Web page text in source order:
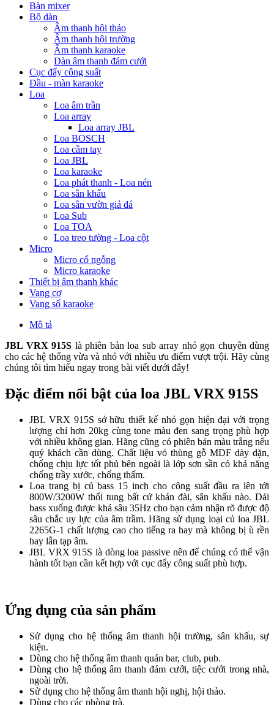
Bàn mixer
Bộ dàn
Âm thanh hội thảo
Âm thanh hội trường
Âm thanh karaoke
Dàn âm thanh đám cưới
Cục đẩy công suất
Đầu - màn karaoke
Loa
Loa âm trần
Loa array
Loa array JBL
Loa BOSCH
Loa cầm tay
Loa JBL
Loa karaoke
Loa phát thanh - Loa nén
Loa sân khấu
Loa sân vườn giả đá
Loa Sub
Loa TOA
Loa treo tường - Loa cột
Micro
Micro cổ ngỗng
Micro karaoke
Thiết bị âm thanh khác
Vang cơ
Vang số karaoke
Mô tả
JBL VRX 915S là phiên bản loa sub array nhỏ gọn chuyên dùng
cho các hệ thống vừa và nhỏ với nhiều ưu điểm vượt trội. Hãy cùng
chúng tôi tìm hiểu ngay trong bài viết dưới đây!
Đặc điểm nổi bật của loa JBL VRX 915S
JBL VRX 915S sở hữu thiết kế nhỏ gọn hiện đại với trọng
lượng chỉ hơn 20kg cùng tone màu đen sang trọng phù hợp
với nhiều không gian. Hãng cũng có phiên bản màu trắng nếu
quý khách cần dùng. Chất liệu vỏ thùng gỗ MDF dày dặn,
chống chịu lực tốt phủ bên ngoài là lớp sơn sần có khả năng
chống trầy xước, chống thấm.
Loa trang bị củ bass 15 inch cho công suất đầu ra lên tới
800W/3200W thổi tung bất cứ khán đài, sân khấu nào. Dải
bass xuống được khá sâu 35Hz cho bạn cảm nhận rõ được độ
sâu chắc uy lực của âm trầm. Hãng sử dụng loại củ loa JBL
2265G-1 chất lượng cao cho tiếng ra hay mà không bị ù rền
hay lẫn tạp âm.
JBL VRX 915S là dòng loa passive nên để chúng có thể vận
hành tốt bạn cần kết hợp với cục đẩy công suất phù hợp.
Ứng dụng của sản phẩm
Sử dụng cho hệ thống âm thanh hội trường, sân khấu, sự
kiện.
Dùng cho hệ thống âm thanh quán bar, club, pub.
Dùng cho hệ thống âm thanh đám cưới, tiệc cưới trong nhà,
ngoài trời.
Sử dụng cho hệ thống âm thanh hội nghị, hội thảo.
Dùng cho các phòng trà.